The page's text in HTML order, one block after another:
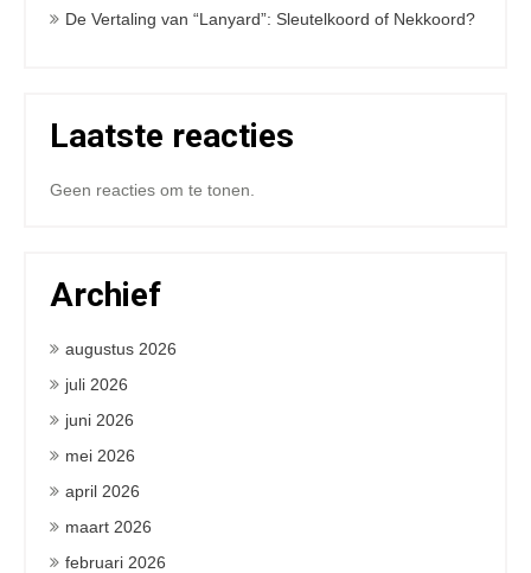
De Vertaling van “Lanyard”: Sleutelkoord of Nekkoord?
Laatste reacties
Geen reacties om te tonen.
Archief
augustus 2026
juli 2026
juni 2026
mei 2026
april 2026
maart 2026
februari 2026